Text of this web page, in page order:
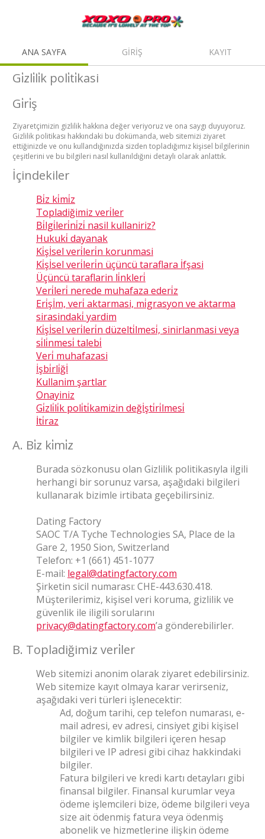
ANA SAYFA GİRİŞ KAYIT
Gi̇zli̇li̇k poli̇ti̇kasi
Gi̇ri̇ş
Ziyaretçimizin gizlilik hakkına değer veriyoruz ve ona saygı duyuyoruz.
Gizlilik politikası hakkındaki bu dokümanda, web sitemizi ziyaret
ettiğinizde ve onu kullandığınızda sizden topladığımız kişisel bilgilerinin
çeşitlerini ve bu bilgileri nasıl kullanıldığıni detaylı olarak anlattık.
İçindekiler
Bi̇z ki̇mi̇z
Topladiğimiz veri̇ler
Bi̇lgi̇leri̇ni̇zi̇ nasil kullaniriz?
Hukuki̇ dayanak
Ki̇şİsel veri̇leri̇n korunmasi
Ki̇şİsel veri̇leri̇n üçüncü taraflara İfşasi
Üçüncü taraflarin li̇nkleri̇
Veri̇leri̇ nerede muhafaza ederi̇z
Eri̇şİm, veri̇ aktarmasi, mi̇grasyon ve aktarma
sirasindaki̇ yardim
Ki̇şİsel veri̇leri̇n düzelti̇lmesi̇, sinirlanmasi veya
si̇li̇nmesi̇ talebi̇
Veri̇ muhafazasi
İşbi̇rli̇ğİ
Kullanim şartlar
Onayiniz
Gi̇zli̇li̇k poli̇ti̇kamizin değİşti̇ri̇lmesi̇
İti̇raz
A. Bi̇z ki̇mi̇z
Burada sözkonusu olan Gizlilik politikasıyla ilgili
herhangi bir sorunuz varsa, aşağıdaki bilgileri
kullanarak bizimle irtibata geçebilirsiniz.
Dating Factory
SAOC T/A Tyche Technologies SA, Place de la
Gare 2, 1950 Sion, Switzerland
Telefon: +1 (661) 451-1077
E-mail: legal@datingfactory.com
Şirketin sicil numarası: CHE-443.630.418.
Müşterilerimiz, kişisel veri koruma, gizlilik ve
güvenlik ile iligili sorularını
privacy@datingfactory.com’a gönderebilirler.
B. Topladiğimiz veri̇ler
Web sitemizi anonim olarak ziyaret edebilirsiniz.
Web sitemize kayıt olmaya karar verirseniz,
aşağıdaki veri türleri işlenecektir:
Ad, doğum tarihi, cep telefon numarası, e-
mail adresi, ev adresi, cinsiyet gibi kişisel
bilgiler ve kimlik bilgileri içeren hesap
bilgileri ve IP adresi gibi cihaz hakkindaki
bilgiler.
Fatura bilgileri ve kredi kartı detayları gibi
finansal bilgiler. Finansal kurumlar veya
ödeme işlemcileri bize, ödeme bilgileri veya
size ait ödenmiş fatura veya ödenmiş
abonelik ve hizmetlerine ilişkin ödeme